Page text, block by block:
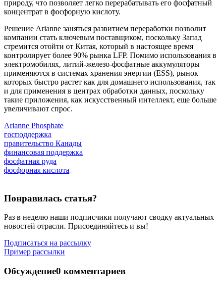
природу, что позволяет легко перерабатывать его фосфатный
концентрат в фосфорную кислоту.
Решение Arianne заняться развитием переработки позволит
компании стать ключевым поставщиком, поскольку Запад
стремится отойти от Китая, который в настоящее время
контролирует более 90% рынка LFP. Помимо использования в
электромобилях, литий-железо-фосфатные аккумуляторы
применяются в системах хранения энергии (ESS), рынок
которых быстро растет как для домашнего использования, так
и для применения в центрах обработки данных, поскольку
такие приложения, как искусственный интеллект, еще больше
увеличивают спрос.
Arianne Phosphate
господдержка
правительство Канады
финансовая поддержка
фосфатная руда
фосфорная кислота
Понравилась статья?
Раз в неделю наши подписчики получают сводку актуальных
новостей отрасли. Присоединяйтесь и вы!
Подписаться на рассылку
Пример рассылки
Обсуждение0 комментариев